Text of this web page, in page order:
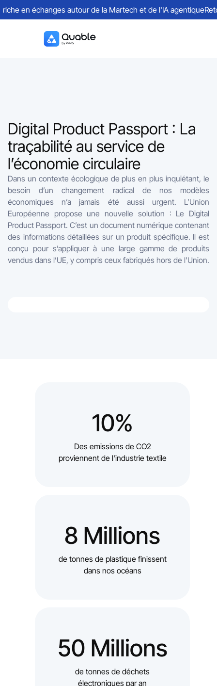
Digital Product Passport : La
traçabilité au service de
l’économie circulaire
Dans un contexte écologique de plus en plus inquiétant, le
besoin d’un changement radical de nos modèles
économiques n’a jamais été aussi urgent. L’Union
Européenne propose une nouvelle solution : Le Digital
Product Passport. C’est un document numérique contenant
des informations détaillées sur un produit spécifique. Il est
conçu pour s’appliquer à une large gamme de produits
vendus dans l’UE, y compris ceux fabriqués hors de l’Union.
10%
Des emissions de CO2
proviennent de l'industrie textile
8 Millions
de tonnes de plastique finissent
dans nos océans
50 Millions
de tonnes de déchets
électroniques par an
en échanges autour de la Martech et de l'IA agentique